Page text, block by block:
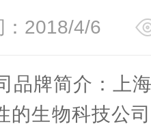
：2018/4/6
品牌简介：上
的生物科技公